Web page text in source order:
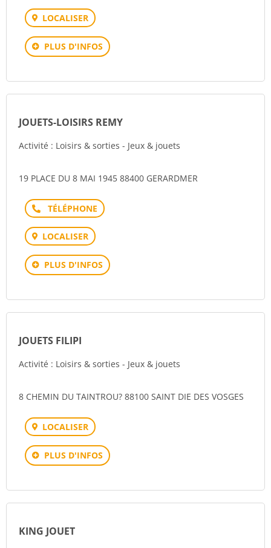
LOCALISER
PLUS D'INFOS
JOUETS-LOISIRS REMY
Activité : Loisirs & sorties - Jeux & jouets
19 PLACE DU 8 MAI 1945 88400 GERARDMER
Téléphone
LOCALISER
PLUS D'INFOS
JOUETS FILIPI
Activité : Loisirs & sorties - Jeux & jouets
8 CHEMIN DU TAINTROU? 88100 SAINT DIE DES VOSGES
LOCALISER
PLUS D'INFOS
KING JOUET